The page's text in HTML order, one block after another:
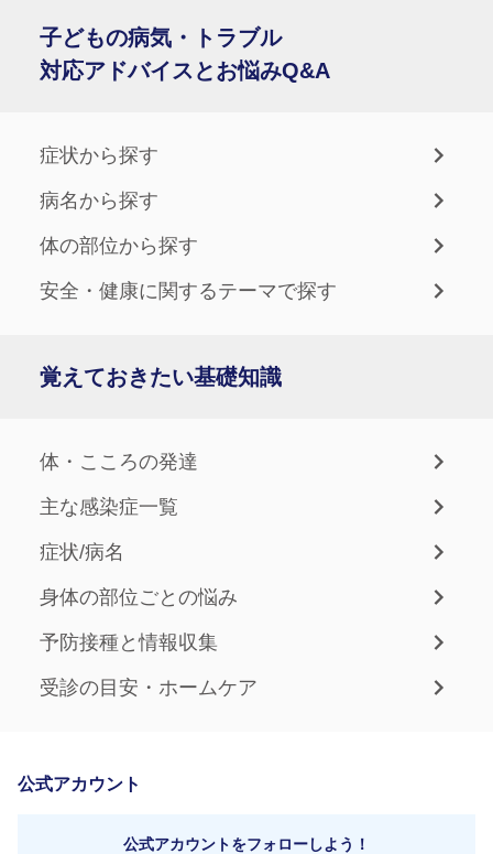
子どもの病気・トラブル
対応アドバイスとお悩みQ&A
症状から探す
病名から探す
体の部位から探す
安全・健康に関するテーマで探す
覚えておきたい基礎知識
体・こころの発達
主な感染症一覧
症状/病名
身体の部位ごとの悩み
予防接種と情報収集
受診の目安・ホームケア
公式アカウント
公式アカウントをフォローしよう！